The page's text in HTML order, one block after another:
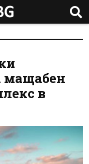
мащабен
в